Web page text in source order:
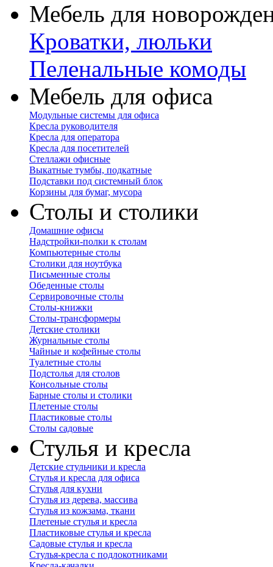
Мебель для
Кроватки, люльки
Пеленальные комоды
Мебель для офиса
Модульные системы для офиса
Кресла руководителя
Кресла для оператора
Кресла для посетителей
Стеллажи офисные
Выкатные тумбы, подкатные
Подставки под системный блок
Корзины для бумаг, мусора
Столы и столики
Домашние офисы
Надстройки-полки к столам
Компьютерные столы
Столики для ноутбука
Письменные столы
Обеденные столы
Сервировочные столы
Столы-книжки
Столы-трансформеры
Детские столики
Журнальные столы
Чайные и кофейные столы
Туалетные столы
Подстолья для столов
Консольные столы
Барные столы и столики
Плетеные столы
Пластиковые столы
Столы садовые
Стулья и кресла
Детские стульчики и кресла
Стулья и кресла для офиса
Стулья для кухни
Стулья из дерева, массива
Стулья из кожзама, ткани
Плетеные стулья и кресла
Пластиковые стулья и кресла
Садовые стулья и кресла
Стулья-кресла с подлокотниками